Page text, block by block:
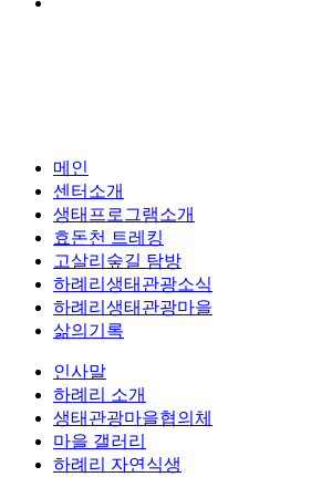
메인
센터소개
생태프로그램소개
효돈천 트레킹
고살리숲길 탐방
하례리생태관광소식
하례리생태관광마을
삶의기록
인사말
하례리 소개
생태관광마을협의체
마을 갤러리
하례리 자연식생